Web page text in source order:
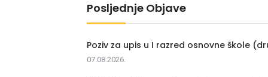
Posljednje Objave
Poziv za upis u I razred osnovne škole
07.08.2026.